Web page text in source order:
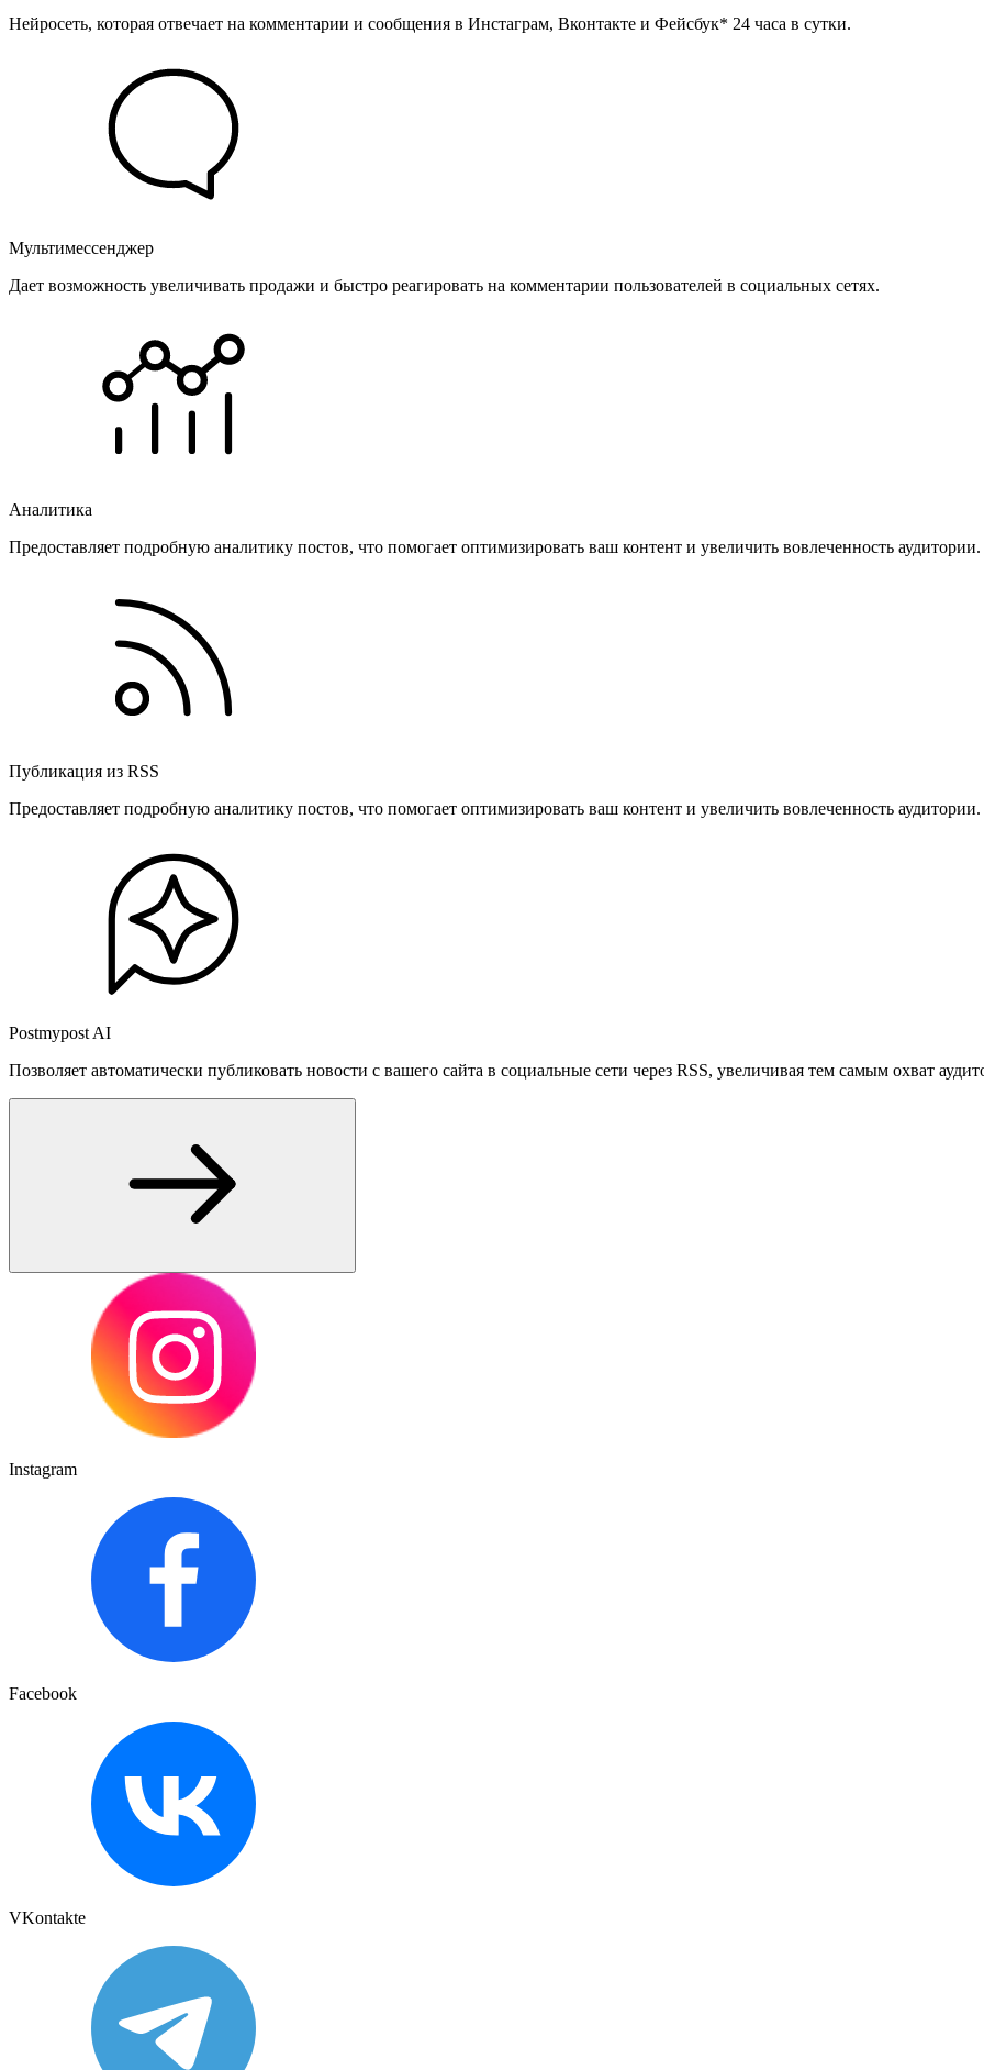
Нейросеть, которая отвечает на комментарии и сообщения в Инстаграм, Вконтакте и Фейсбук* 24 часа в сутки.
Мультимессенджер
Дает возможность увеличивать продажи и быстро реагировать на комментарии пользователей в социальных сетях.
Аналитика
Предоставляет подробную аналитику постов, что помогает оптимизировать ваш контент и увеличить вовлеченность аудитории.
Публикация из RSS
Предоставляет подробную аналитику постов, что помогает оптимизировать ваш контент и увеличить вовлеченность аудитории.
Postmypost AI
Позволяет автоматически публиковать новости с вашего сайта в социальные сети через RSS, увеличивая тем самым охват
Instagram
Facebook
VKontakte